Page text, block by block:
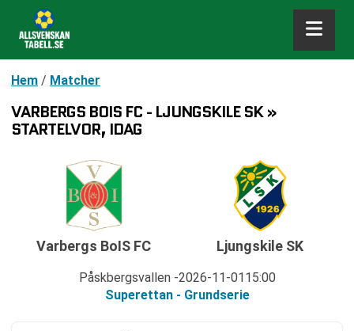
Hem / Matcher
VARBERGS BOIS FC - LJUNGSKILE SK »
STARTELVOR, IDAG
Varbergs BoIS FC
Påskbergsvallen 2026-11-01 15:00
Superettan - Grundserie
Ljungskile SK